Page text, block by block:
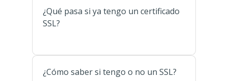
¿Qué pasa si ya tengo un certificado
SSL?
¿Cómo saber si tengo o no un SSL?